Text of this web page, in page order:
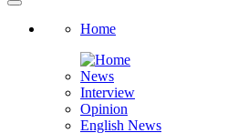
Home
News
Interview
Opinion
English News